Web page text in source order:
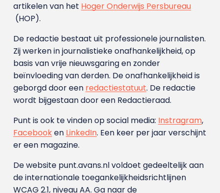
artikelen van het Hoger Onderwijs Persbureau
(HOP).
De redactie bestaat uit professionele journalisten.
Zij werken in journalistieke onafhankelijkheid, op
basis van vrije nieuwsgaring en zonder
beïnvloeding van derden. De onafhankelijkheid is
geborgd door een redactiestatuut. De redactie
wordt bijgestaan door een Redactieraad.
Punt is ook te vinden op social media: Instragram,
Facebooken LinkedIn. Een keer per jaar verschijnt
er een magazine.
De website punt.avans.nl voldoet gedeeltelijk aan
de internationale toegankelijkheidsrichtlijnen
WCAG 2.1, niveau AA. Ga naar de